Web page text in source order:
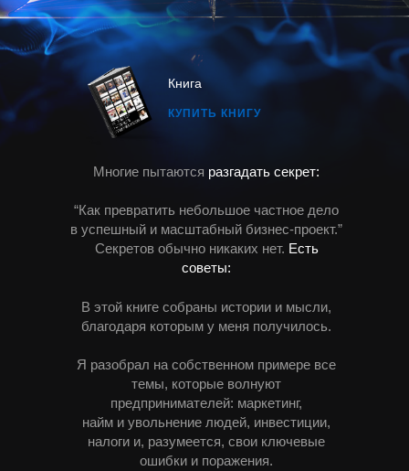
Многие пытаются разгадать секрет:
“Как превратить небольшое частное дело
в успешный и масштабный бизнес-проект.”
Секретов обычно никаких нет. Есть
советы:
В этой книге собраны истории и мысли,
благодаря которым у меня получилось.
Я разобрал на собственном примере все
темы, которые волнуют
предпринимателей: маркетинг,
найм и увольнение людей, инвестиции,
налоги и, разумеется, свои ключевые
ошибки и поражения.
Книга
КУПИТЬ КНИГУ